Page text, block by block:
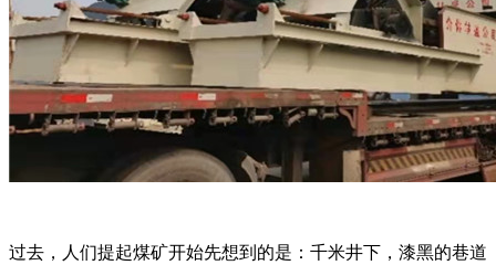
过去，人们提起煤矿开始先想到的是：千米井下，漆黑的巷道